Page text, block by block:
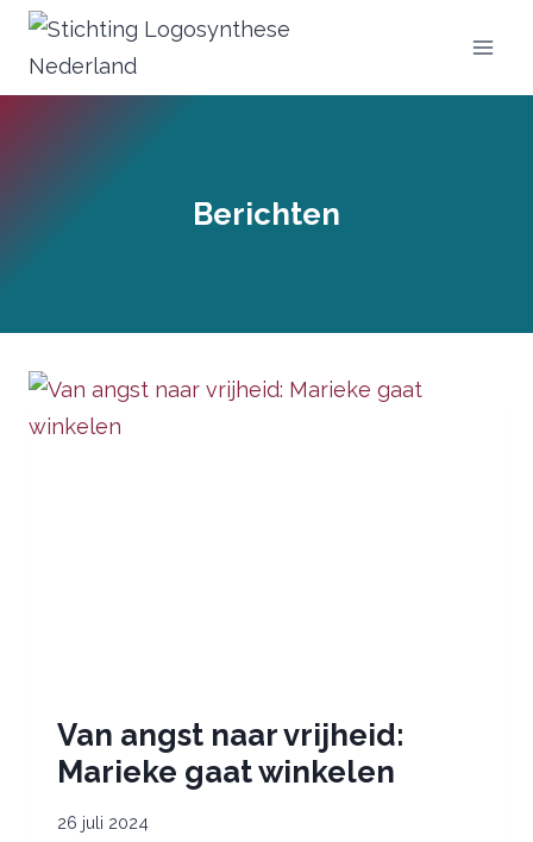
Doorgaan
naar
inhoud
Berichten
Van angst naar vrijheid:
Marieke gaat winkelen
26 juli 2024